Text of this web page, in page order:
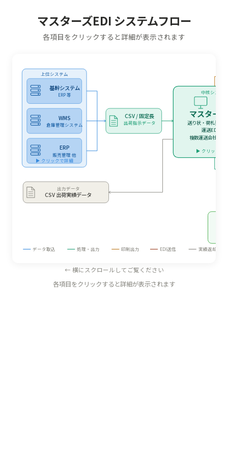
マスターズEDI システムフロー
各項目をクリックすると詳細が表示されます
上位システム
基幹システム
ERP 等
WMS
倉庫管理システム
ERP
販売管理 他
▶ クリックで詳細
CSV / 固定長
出荷指示データ
中核システム
マスター
送り状・荷札発行
運送EDI対応
複数運送会社を一
▶ クリックで
出力データ
CSV 出荷実績データ
データ取込 処理・出力 印刷出力 EDI送信 実績返却
← 横にスクロールしてご覧ください
各項目をクリックすると詳細が表示されます